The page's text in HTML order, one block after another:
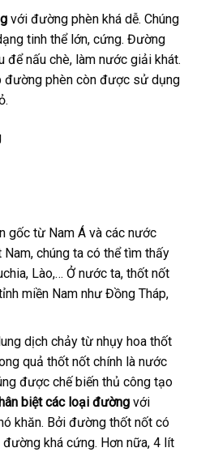
với đường phèn khá dễ. Chúng
tinh thể lớn, cứng. Đường
để nấu chè, làm nước giải khát.
đường phèn còn được sử dụng
gốc từ Nam Á và các nước
chúng ta có thể tìm thấy
Lào,… Ở nước ta, thốt nốt
miền Nam như Đồng Tháp,
dịch chảy từ nhụy hoa thốt
quả thốt nốt chính là nước
được chế biến thủ công tạo
biệt các loại đườngvới
khăn. Bởi đường thốt nốt có
khá cứng. Hơn nữa, 4 lít